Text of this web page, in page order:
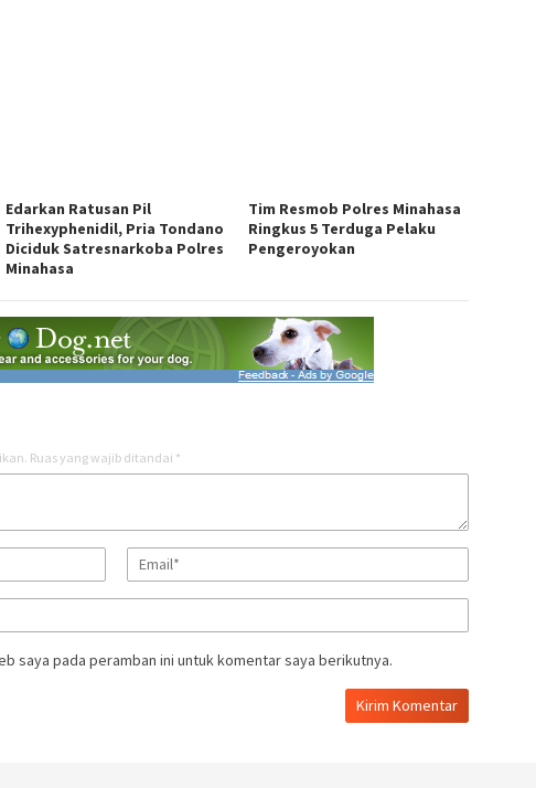
Edarkan Ratusan Pil
Trihexyphenidil, Pria Tondano
Diciduk Satresnarkoba Polres
Minahasa
Tim Resmob Polres Minahasa
Ringkus 5 Terduga Pelaku
Pengeroyokan
Ruas yang wajib ditandai *
saya pada peramban ini untuk komentar saya berikutnya.